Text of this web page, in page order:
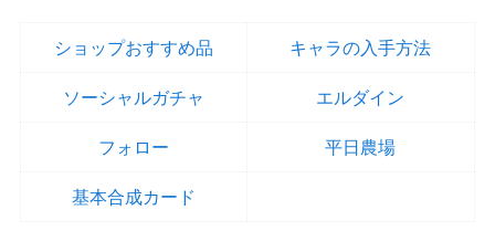
ショップおすすめ品 キャラの入手方法
ソーシャルガチャ エルダイン
フォロー 平日農場
基本合成カード